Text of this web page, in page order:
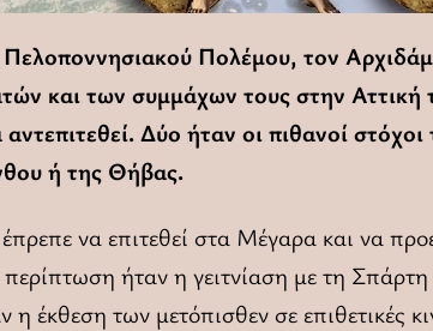
Πολέμου, τον
και των συμμάχων τους στην
Δύο ήταν οι πιθανοί
ή της Θήβας.
να επιτεθεί στα Μέγαρα και να
ήταν η γειτνίαση με τη
έκθεση των μετόπισθεν σε επιθετικές